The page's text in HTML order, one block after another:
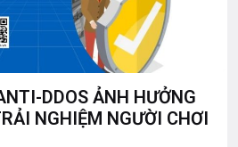
DDOS ẢNH HƯỞNG
NGHIỆM NGƯỜI CHƠI